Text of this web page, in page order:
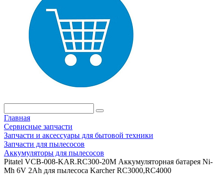
Главная
Сервисные запчасти
Запчасти и аксессуары для бытовой техники
Запчасти для пылесосов
Аккумуляторы для пылесосов
Pitatel VCB-008-KAR.RC300-20M Аккумуляторная батарея Ni-
Mh 6V 2Ah для пылесоса Karcher RC3000,RC4000